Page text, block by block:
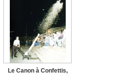
Le Canon à Confettis,